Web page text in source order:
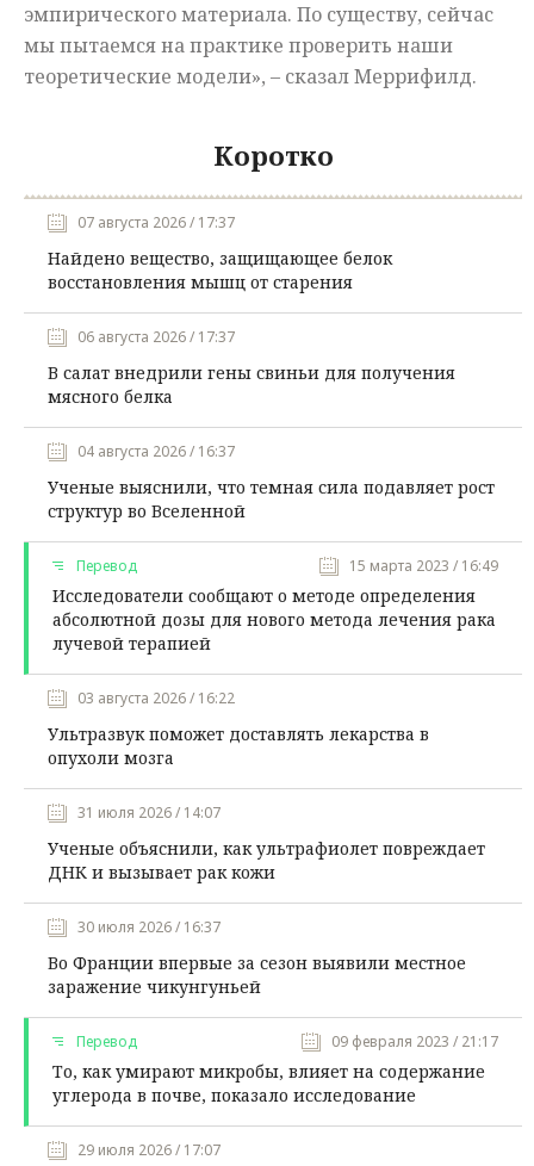
эмпирического материала. По существу, сейчас
мы пытаемся на практике проверить наши
теоретические модели», – сказал Меррифилд.
Коротко
07 августа 2026 / 17:37
Найдено вещество, защищающее белок
восстановления мышц от старения
06 августа 2026 / 17:37
В салат внедрили гены свиньи для получения
мясного белка
04 августа 2026 / 16:37
Ученые выяснили, что темная сила подавляет рост
структур во Вселенной
Перевод 15 марта 2023 / 16:49
Исследователи сообщают о методе определения
абсолютной дозы для нового метода лечения рака
лучевой терапией
03 августа 2026 / 16:22
Ультразвук поможет доставлять лекарства в
опухоли мозга
31 июля 2026 / 14:07
Ученые объяснили, как ультрафиолет повреждает
ДНК и вызывает рак кожи
30 июля 2026 / 16:37
Во Франции впервые за сезон выявили местное
заражение чикунгуньей
Перевод 09 февраля 2023 / 21:17
То, как умирают микробы, влияет на содержание
углерода в почве, показало исследование
29 июля 2026 / 17:07